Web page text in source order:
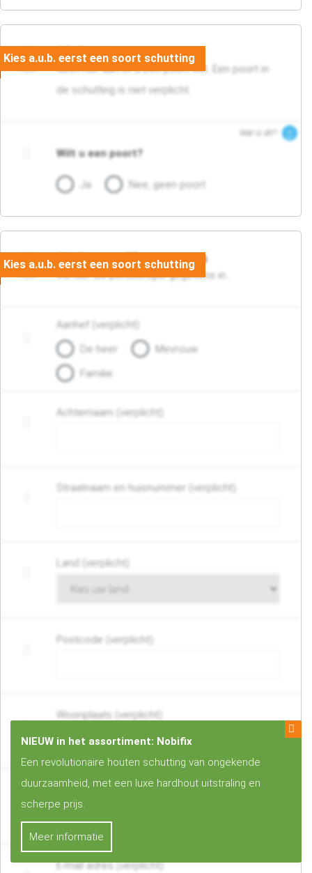
05. Poort
Geef hier aan of u een poort wilt. Een poort in
de schutting is niet verplicht.
Wat is dit?
Wilt u een poort?
Ja Nee, geen poort
06. Persoonlijke gegevens
Vul hier uw persoonlijke gegevens in..
Aanhef (verplicht)
De heer
Mevrouw
Familie
Achternaam (verplicht)
Straatnaam en huisnummer (verplicht)
Land (verplicht)
Postcode (verplicht)
Woonplaats (verplicht)
Telefoonnummer of mobiel nummer (verplicht)
E-mail adres (verplicht)
NIEUW in het assortiment: Nobifix
Een revolutionaire houten schutting van ongekende
duurzaamheid, met een luxe hardhout uitstraling en
scherpe prijs.
Meer informatie